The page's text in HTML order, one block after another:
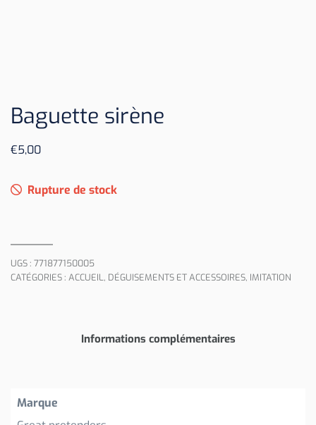
Baguette sirène
€5,00
Rupture de stock
UGS : 771877150005
CATÉGORIES : ACCUEIL, DÉGUISEMENTS ET ACCESSOIRES, IMITATION
Informations complémentaires
Marque